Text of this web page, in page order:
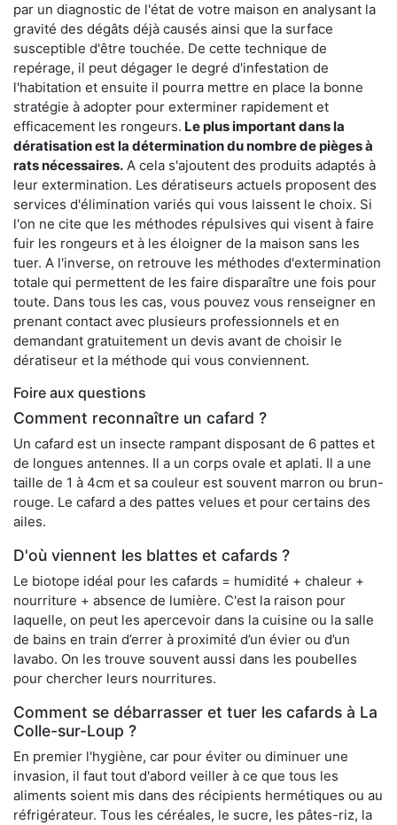
par un diagnostic de l'état de votre maison en analysant la
gravité des dégâts déjà causés ainsi que la surface
susceptible d'être touchée. De cette technique de
repérage, il peut dégager le degré d'infestation de
l'habitation et ensuite il pourra mettre en place la bonne
stratégie à adopter pour exterminer rapidement et
efficacement les rongeurs. Le plus important dans la
dératisation est la détermination du nombre de pièges à
rats nécessaires. A cela s'ajoutent des produits adaptés à
leur extermination. Les dératiseurs actuels proposent des
services d'élimination variés qui vous laissent le choix. Si
l'on ne cite que les méthodes répulsives qui visent à faire
fuir les rongeurs et à les éloigner de la maison sans les
tuer. A l'inverse, on retrouve les méthodes d'extermination
totale qui permettent de les faire disparaître une fois pour
toute. Dans tous les cas, vous pouvez vous renseigner en
prenant contact avec plusieurs professionnels et en
demandant gratuitement un devis avant de choisir le
dératiseur et la méthode qui vous conviennent.
Foire aux questions
Comment reconnaître un cafard ?
Un cafard est un insecte rampant disposant de 6 pattes et
de longues antennes. Il a un corps ovale et aplati. Il a une
taille de 1 à 4cm et sa couleur est souvent marron ou brun-
rouge. Le cafard a des pattes velues et pour certains des
ailes.
D'où viennent les blattes et cafards ?
Le biotope idéal pour les cafards = humidité + chaleur +
nourriture + absence de lumière. C'est la raison pour
laquelle, on peut les apercevoir dans la cuisine ou la salle
de bains en train d’errer à proximité d’un évier ou d’un
lavabo. On les trouve souvent aussi dans les poubelles
pour chercher leurs nourritures.
Comment se débarrasser et tuer les cafards à La
Colle-sur-Loup ?
En premier l'hygiène, car pour éviter ou diminuer une
invasion, il faut tout d'abord veiller à ce que tous les
aliments soient mis dans des récipients hermétiques ou au
réfrigérateur. Tous les céréales, le sucre, les pâtes-riz, la